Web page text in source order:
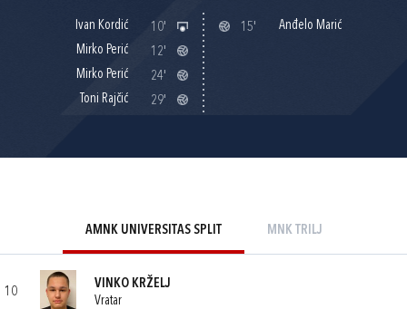
Ivan Kordić
10'
Mirko Perić
12'
Mirko Perić
24'
Toni Rajčić
29'
15' Anđelo Marić
AMNK UNIVERSITAS SPLIT MNK TRILJ
10
VINKO KRŽELJ
Vratar